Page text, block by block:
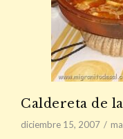
Caldereta de
diciembre 15, 2007